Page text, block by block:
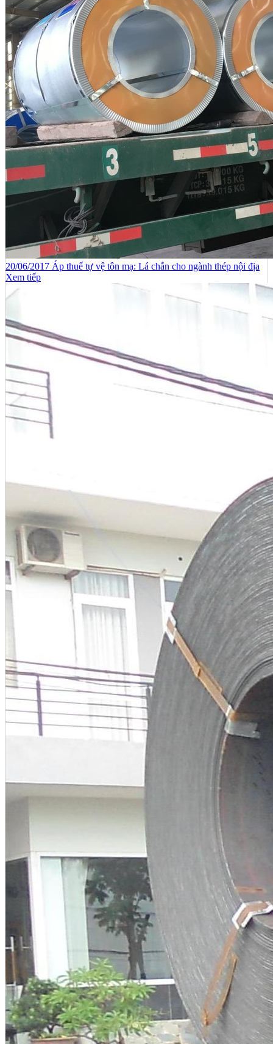
20/06/2017 Áp thuế tự vệ tôn mạ: Lá chắn cho ngành thép nội địa
Xem tiếp